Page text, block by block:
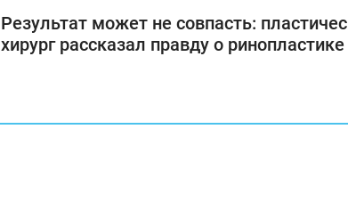
Результат может не совпасть:
хирург рассказал правду о ринопластике